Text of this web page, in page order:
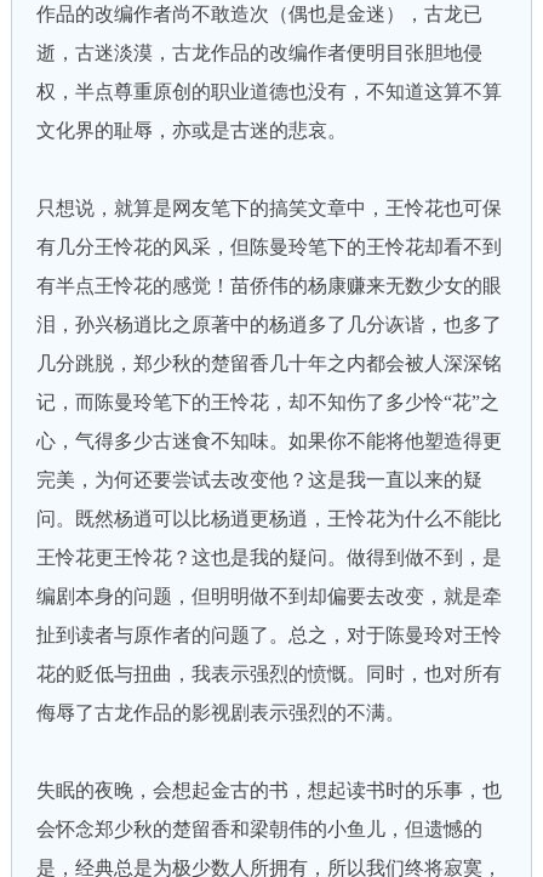
作品的改编作者尚不敢造次（偶也是金迷），古龙已
逝，古迷淡漠，古龙作品的改编作者便明目张胆地侵
权，半点尊重原创的职业道德也没有，不知道这算不算
文化界的耻辱，亦或是古迷的悲哀。
只想说，就算是网友笔下的搞笑文章中，王怜花也可保
有几分王怜花的风采，但陈曼玲笔下的王怜花却看不到
有半点王怜花的感觉！苗侨伟的杨康赚来无数少女的眼
泪，孙兴杨逍比之原著中的杨逍多了几分诙谐，也多了
几分跳脱，郑少秋的楚留香几十年之内都会被人深深铭
记，而陈曼玲笔下的王怜花，却不知伤了多少怜“花”之
心，气得多少古迷食不知味。如果你不能将他塑造得更
完美，为何还要尝试去改变他？这是我一直以来的疑
问。既然杨逍可以比杨逍更杨逍，王怜花为什么不能比
王怜花更王怜花？这也是我的疑问。做得到做不到，是
编剧本身的问题，但明明做不到却偏要去改变，就是牵
扯到读者与原作者的问题了。总之，对于陈曼玲对王怜
花的贬低与扭曲，我表示强烈的愤慨。同时，也对所有
侮辱了古龙作品的影视剧表示强烈的不满。
失眠的夜晚，会想起金古的书，想起读书时的乐事，也
会怀念郑少秋的楚留香和梁朝伟的小鱼儿，但遗憾的
是，经典总是为极少数人所拥有，所以我们终将寂寞，